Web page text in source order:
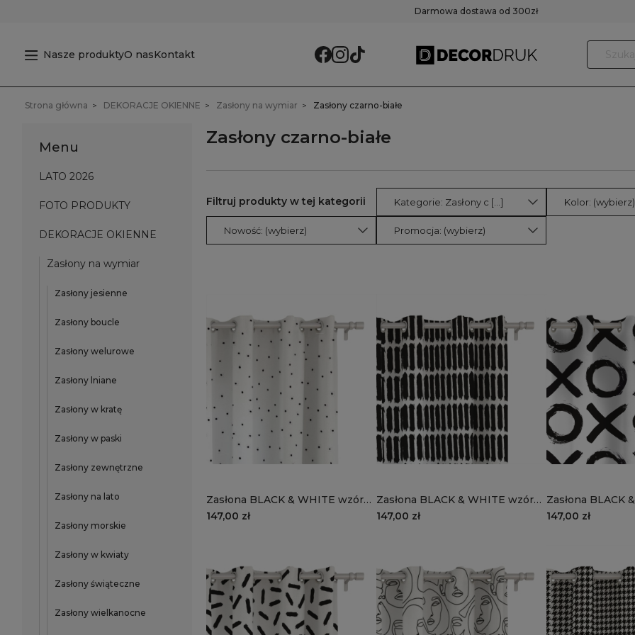
Darmowa dostawa od 300zł
Nasze produktyO nasKontakt
Strona główna DEKORACJE OKIENNE Zasłony na wymiar Zasłony czarno-białe
Menu
LATO 2026
FOTO PRODUKTY
DEKORACJE OKIENNE
Zasłony na wymiar
Zasłony jesienne
Zasłony boucle
Zasłony welurowe
Zasłony lniane
Zasłony w kratę
Zasłony w paski
Zasłony zewnętrzne
Zasłony na lato
Zasłony morskie
Zasłony w kwiaty
Zasłony świąteczne
Zasłony wielkanocne
Zasłony czarno-białe
Kategorie: Zasłony c [...] Kolor: (wybierz)
Nowość: (wybierz) Promocja: (wybierz)
Zasłona BLACK & WHITE wzór
CB30 | kropki
147,00 zł
Zasłona BLACK & WHITE wzór
CB29 | kreseczki
147,00 zł
Zasłona BLACK
CB28 | XOXO
147,00 zł